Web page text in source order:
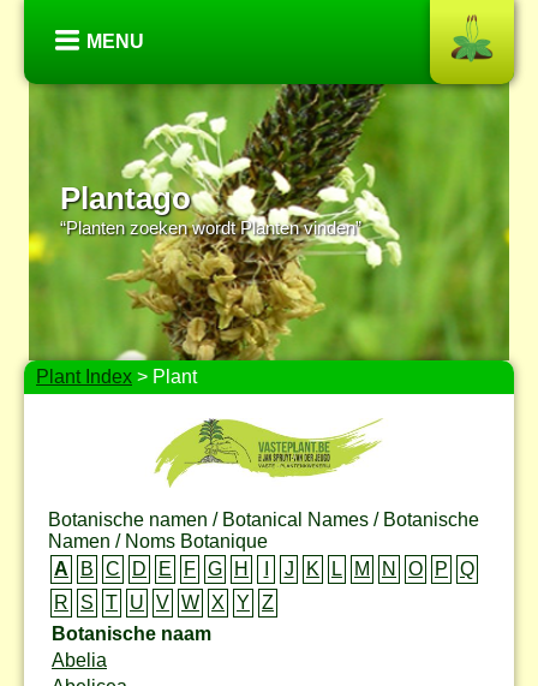
MENU
Plantago
“Planten zoeken wordt Planten vinden”
Plant Index > Plant
Botanische namen / Botanical Names / Botanische
Namen / Noms Botanique
A
B C D E F G H J K L M N O P
Q
R
S T U V W X Y
Z
Botanische naam
Abelia